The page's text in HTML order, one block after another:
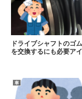
ドライブシャフトのゴ
を交換するにも必要ア
車